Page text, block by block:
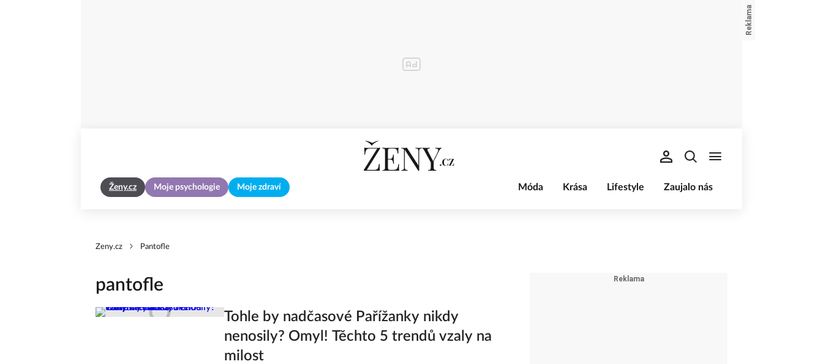
Ženy.cz Moje psychologie Moje zdraví Móda Krása Lifestyle Zaujalo nás
Zeny.cz Pantofle
pantofle
Tohle by nadčasové Pařížanky nikdy
nenosily? Omyl! Těchto 5 trendů vzaly na
milost